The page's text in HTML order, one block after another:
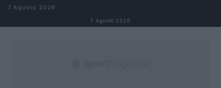
Salta al contenuto
7 Agosto 2026
7 Agosto 2026